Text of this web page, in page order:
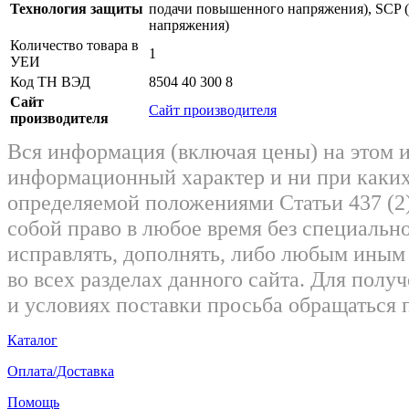
Технология защиты подачи повышенного напряжения), SCP
напряжения)
Количество товара в
УЕИ
1
Код ТН ВЭД
8504 40 300 8
Сайт
производителя
Сайт производителя
Вся информация (включая цены) на этом
информационный характер и ни при
определяемой положениями Статьи 437
собой право в любое время без
исправлять, дополнять, либо любым
во всех разделах данного сайта. Для
и условиях поставки просьба
Каталог
Оплата/Доставка
Помощь